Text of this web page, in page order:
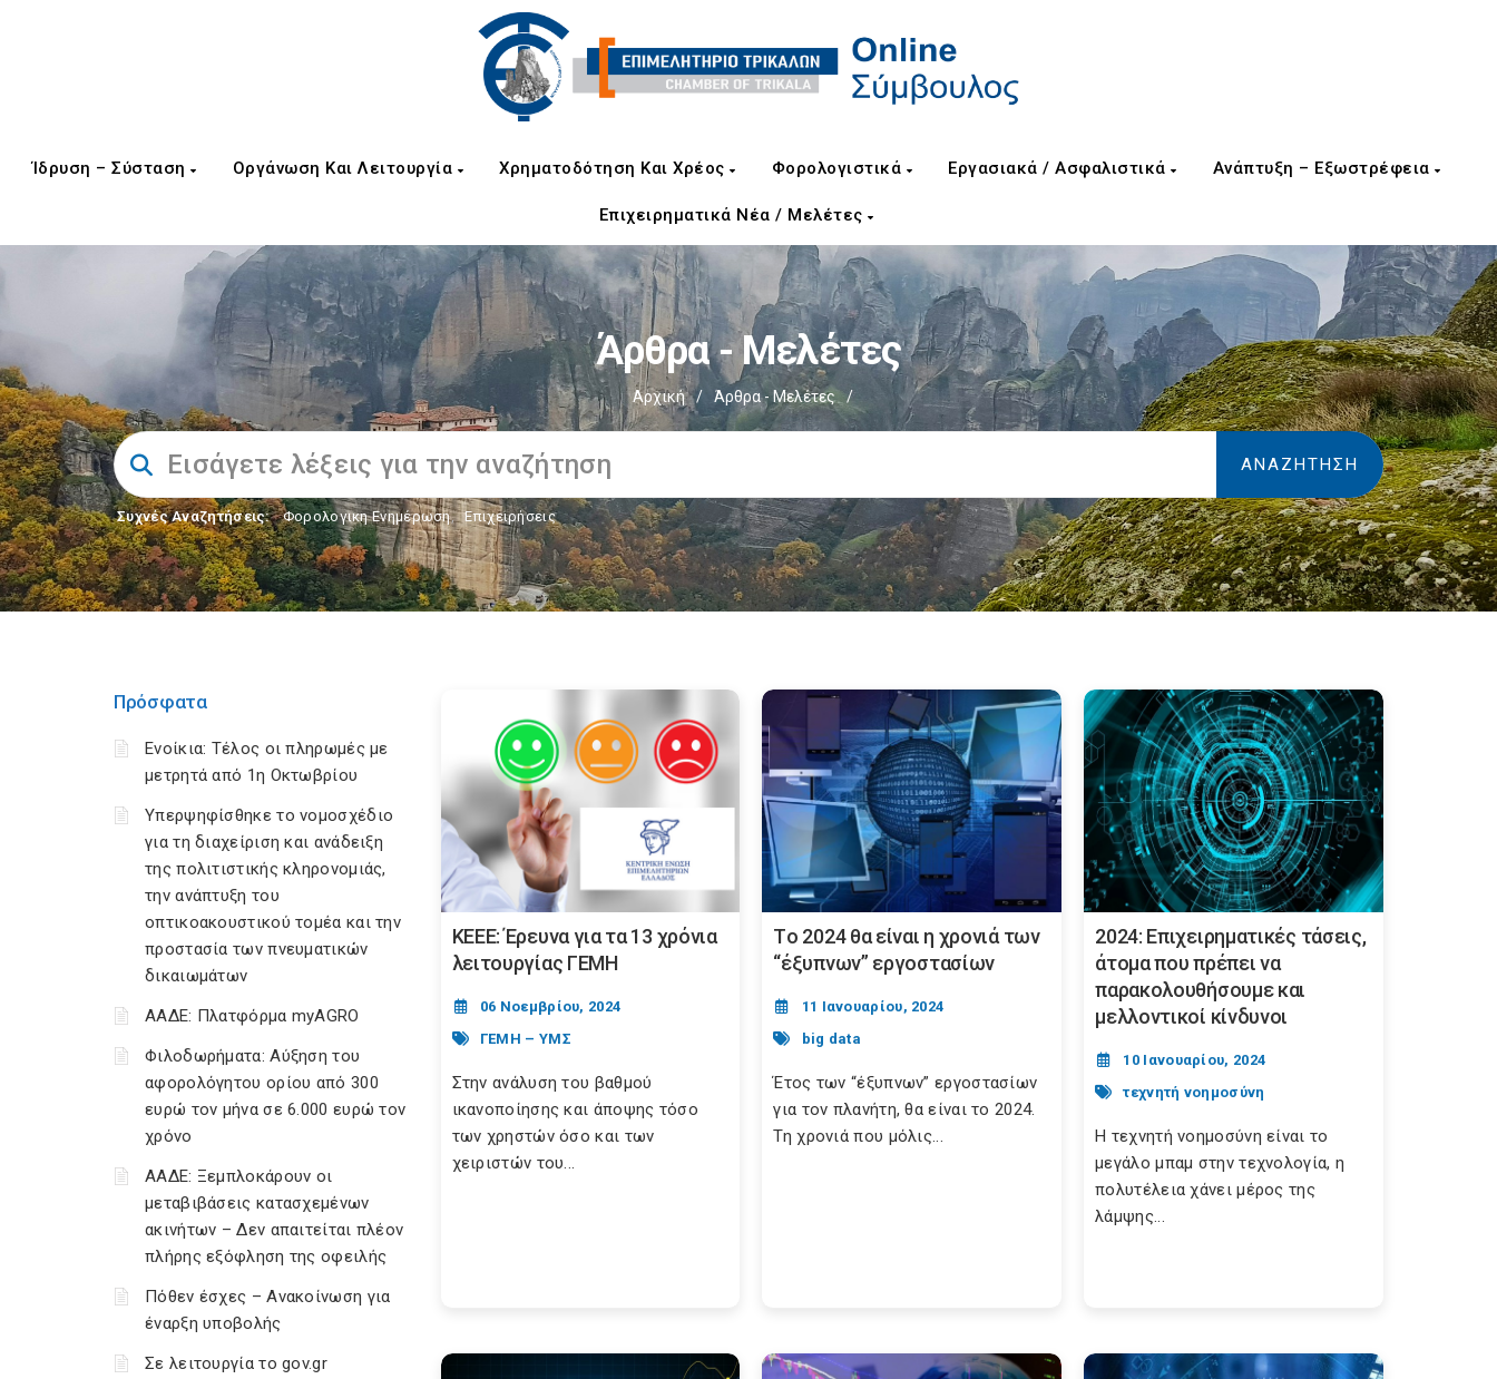
Ίδρυση – Σύσταση Οργάνωση Και Λειτουργία Χρηματοδότηση Και Χρέος Φορολογιστικά Εργασιακά / Ασφαλιστικά Ανάπτυξη – Εξωστρέφεια
Επιχειρηματικά Νέα / Μελέτες
Άρθρα - Μελέτες
Αρχική / Άρθρα - Μελέτες /
Συχνές Αναζητήσεις: Φορολογικη Ενημέρωση, Επιχειρήσεις
Πρόσφατα
Ενοίκια: Τέλος οι πληρωμές με
μετρητά από 1η Οκτωβρίου
Υπερψηφίσθηκε το νομοσχέδιο
για τη διαχείριση και ανάδειξη
της πολιτιστικής κληρονομιάς,
την ανάπτυξη του
οπτικοακουστικού τομέα και την
προστασία των πνευματικών
δικαιωμάτων
ΑΑΔΕ: Πλατφόρμα myAGRO
Φιλοδωρήματα: Αύξηση του
αφορολόγητου ορίου από 300
ευρώ τον μήνα σε 6.000 ευρώ τον
χρόνο
ΑΑΔΕ: Ξεμπλοκάρουν οι
μεταβιβάσεις κατασχεμένων
ακινήτων – Δεν απαιτείται πλέον
πλήρης εξόφληση της οφειλής
Πόθεν έσχες – Ανακοίνωση για
έναρξη υποβολής
Σε λειτουργία το gov.gr
ΚΕΕΕ: Έρευνα για τα 13 χρόνια
λειτουργίας ΓΕΜΗ
06 Νοεμβρίου, 2024
ΓΕΜΗ – ΥΜΣ
Στην ανάλυση του βαθμού
ικανοποίησης και άποψης τόσο
των χρηστών όσο και των
χειριστών του...
Τo 2024 θα είναι η χρονιά των
“έξυπνων” εργοστασίων
11 Ιανουαρίου, 2024
big data
Έτος των “έξυπνων” εργοστασίων
για τον πλανήτη, θα είναι το 2024.
Τη χρονιά που μόλις...
2024: Επιχειρηματικές τάσεις,
άτομα που πρέπει να
παρακολουθήσουμε και
μελλοντικοί κίνδυνοι
10 Ιανουαρίου, 2024
τεχνητή νοημοσύνη
Η τεχνητή νοημοσύνη είναι το
μεγάλο μπαμ στην τεχνολογία, η
πολυτέλεια χάνει μέρος της
λάμψης...